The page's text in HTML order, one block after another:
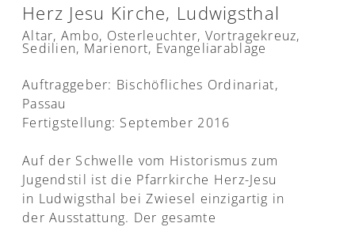
Herz Jesu Kirche, Ludwigsthal
Altar, Ambo, Osterleuchter, Vortragekreuz,
Sedilien, Marienort, Evangeliarablage
Auftraggeber: Bischöfliches Ordinariat,
Passau
Fertigstellung: September 2016
Auf der Schwelle vom Historismus zum
Jugendstil ist die Pfarrkirche Herz-Jesu
in Ludwigsthal bei Zwiesel einzigartig in
der Ausstattung. Der gesamte